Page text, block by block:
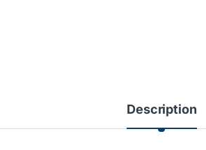
Description